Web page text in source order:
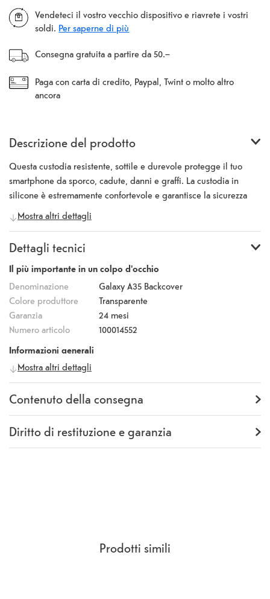
Vendeteci il vostro vecchio dispositivo e riavrete i vostri
soldi. Per saperne di più
Consegna gratuita a partire da 50.–
Paga con carta di credito, Paypal, Twint o molto altro
ancora
Descrizione del prodotto
Questa custodia resistente, sottile e durevole protegge il tuo
smartphone da sporco, cadute, danni e graffi. La custodia in
silicone è estremamente confortevole e garantisce la sicurezza
del tuo smartphone e un elevato comfort di utilizzo. Il silicone di
alta qualità con cui è realizzata la custodia assicura una lunga
le impronte digitali. I bordi rialzati intorno alla fotocamera e al
display impediscono i graffi. La fotocamera e tutti i pulsanti e le
porte possono comunque essere utilizzati.
Mostra altri dettagli
Dettagli tecnici
Il più importante in un colpo d'occhio
Denominazione
Galaxy A35 Backcover
Colore produttore
Transparente
Garanzia
24 mesi
Numero articolo
100014552
Informazioni generali
Produttore
Numero
produttore
497156
Mostra altri dettagli
Contenuto della consegna
Fornitura Backcover
Diritto di restituzione e garanzia
Garanzia
24 mesi
Prodotti simili